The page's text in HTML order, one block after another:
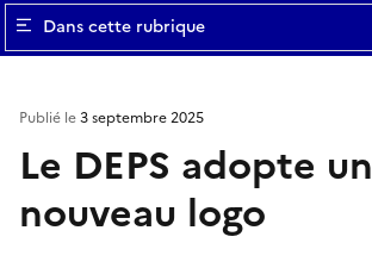
Dans cette rubrique
Le DEPS adopte un
nouveau logo
Publié le3 septembre 2025